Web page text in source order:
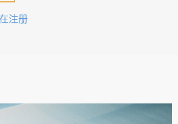
美国政府将中兴列入“被禁实体清
美贸易战”的声音，但今天中兴付
注册